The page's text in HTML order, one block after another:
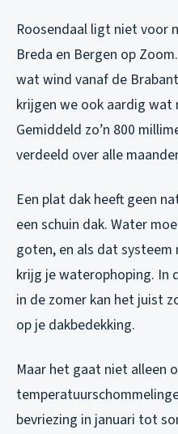
Roosendaal ligt niet voor
Breda en Bergen op
wat wind vanaf de
krijgen we ook aardig wat
Gemiddeld zo’n 800
verdeeld over alle
Een plat dak heeft geen
een schuin dak. Water
goten, en als dat
krijg je waterophoping. In
in de zomer kan het juist
op je dakbedekking.
Maar het gaat niet alleen
bevriezing in januari tot